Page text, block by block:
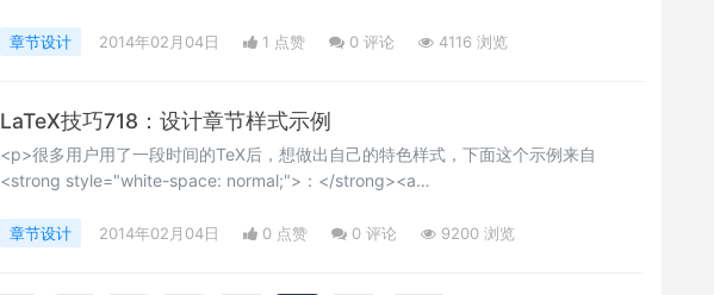
章节设计 2014年02月04日 1 点赞 0 评论 4116 浏览
LaTeX技巧718：设计章节样式示例
<p>很多用户用了一段时间的TeX后，想做出自己的特色样式，下面这个示例来自
<strong style="white-space: normal;">：</strong><a
chapter-section" target="_blank" style="white-space:
章节设计 2014年02月04日 0 点赞 0 评论 9200 浏览